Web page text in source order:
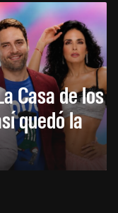
Casa de los
quedó la